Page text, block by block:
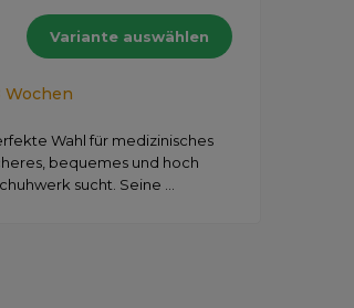
Variante auswählen
Wochen
Wahl für medizinisches
bequemes und hoch
sucht. Seine ...